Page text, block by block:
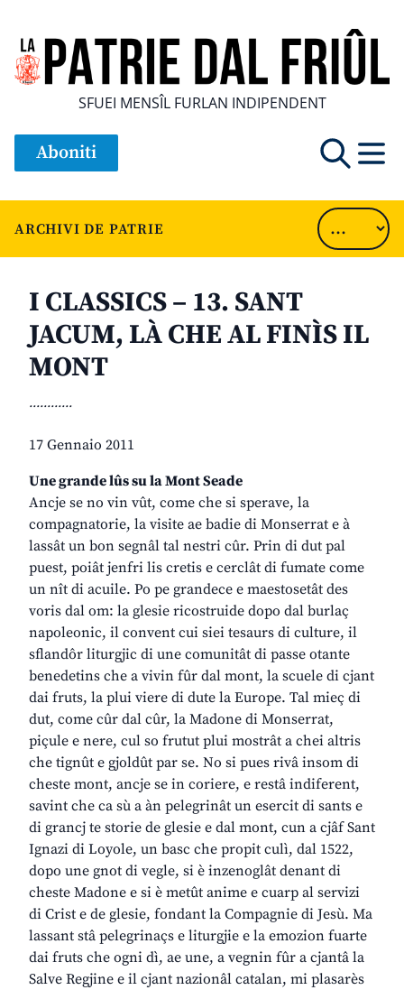
SFUEI MENSÎL FURLAN INDIPENDENT
Aboniti
ARCHIVI DE PATRIE
I CLASSICS – 13. SANT
JACUM, LÀ CHE AL FINÌS IL
MONT
............
17 Gennaio 2011
Une grande lûs su la Mont Seade
Ancje se no vin vût, come che si sperave, la
compagnatorie, la visite ae badie di Monserrat e à
lassât un bon segnâl tal nestri cûr. Prin di dut pal
puest, poiât jenfri lis cretis e cerclât di fumate come
un nît di acuile. Po pe grandece e maestosetât des
voris dal om: la glesie ricostruide dopo dal burlaç
napoleonic, il convent cui siei tesaurs di culture, il
sflandôr liturgjic di une comunitât di passe otante
benedetins che a vivin fûr dal mont, la scuele di cjant
dai fruts, la plui viere di dute la Europe. Tal mieç di
dut, come cûr dal cûr, la Madone di Monserrat,
piçule e nere, cul so frutut plui mostrât a chei altris
che tignût e gjoldût par se. No si pues rivâ insom di
cheste mont, ancje se in coriere, e restâ indiferent,
savint che ca sù a àn pelegrinât un esercit di sants e
di grancj te storie de glesie e dal mont, cun a cjâf Sant
Ignazi di Loyole, un basc che propit culì, dal 1522,
dopo une gnot di vegle, si è inzenoglât denant di
cheste Madone e si è metût anime e cuarp al servizi
di Crist e de glesie, fondant la Compagnie di Jesù. Ma
lassant stâ pelegrinaçs e liturgjie e la emozion fuarte
dai fruts che ogni dì, ae une, a vegnin fûr a cjantâ la
Salve Regjine e il cjant nazionâl catalan, mi plasarès